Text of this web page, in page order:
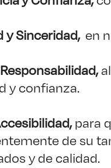
y Sinceridad, en
y confianza.
para
de su
y de calidad.